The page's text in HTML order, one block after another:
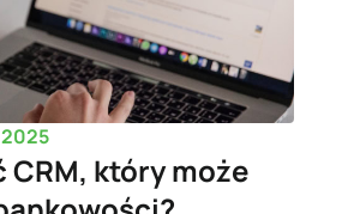
CRM, który może